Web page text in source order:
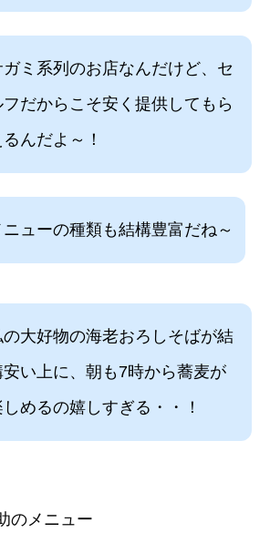
ガミ系列のお店なんだけど、セ
フだからこそ安く提供してもら
るんだよ～！
ニューの種類も結構豊富だね～
の大好物の海老おろしそばが結
安い上に、朝も7時から蕎麦が
めるの嬉しすぎる・・！
のメニュー